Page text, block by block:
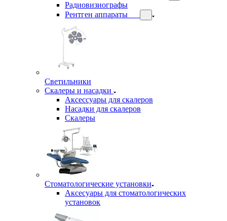
Радиовизиографы
Рентген аппараты
Светильники
Скалеры и насадки
Аксессуары для скалеров
Насадки для скалеров
Скалеры
Стоматологические установки
Аксесуары для стоматологических
установок